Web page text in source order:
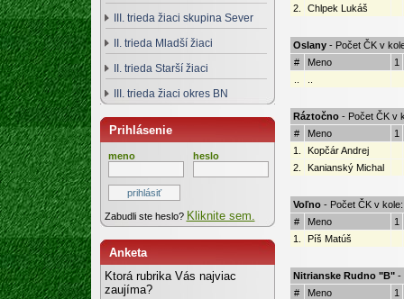
III. trieda žiaci skupina Sever
II. trieda Mladší žiaci
II. trieda Starší žiaci
III. trieda žiaci okres BN
Prihlásenie
meno heslo
Zabudli ste heslo? Kliknite sem.
Anketa
Ktorá rubrika Vás najviac
zaujíma?
2.
Chlpek Lukáš
Oslany- Počet ČK v
#
Meno
1
Ráztočno- Počet ČK v
#
Meno
1
1.
Kopčár Andrej
2.
Kanianský Michal
Voľno- Počet ČK v kole:
#
Meno
1
1.
Píš Matúš
Nitrianske Rudno "B"-
#
Meno
1